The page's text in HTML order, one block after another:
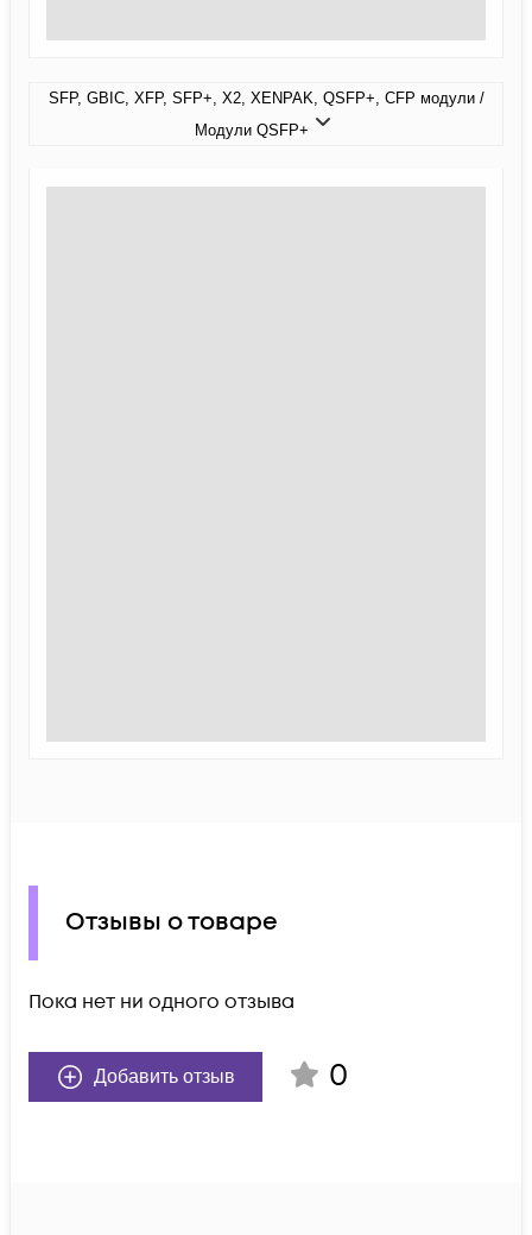
SFP, GBIC, XFP, SFP+, X2, XENPAK, QSFP+, CFP модули /
Модули QSFP+
Отзывы о товаре
Пока нет ни одного отзыва
Добавить отзыв 0